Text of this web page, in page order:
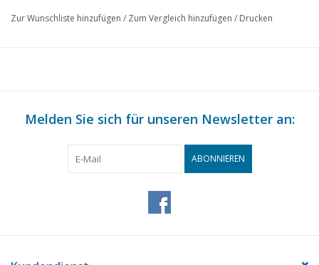
Buchbesprechung
Zur Wunschliste hinzufügen / Zum Vergleich hinzufügen / Drucken
Melden Sie sich für unseren Newsletter an:
ABONNIEREN